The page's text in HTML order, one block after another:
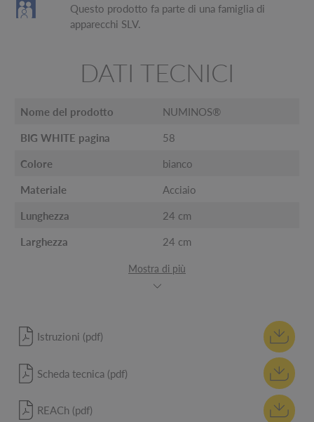
Questo prodotto fa parte di una famiglia di
apparecchi SLV.
DATI TECNICI
Nome del prodotto NUMINOS®
BIG WHITE pagina 58
Colore bianco
Materiale Acciaio
Lunghezza 24 cm
Larghezza 24 cm
Mostra di più
Istruzioni (pdf)
Scheda tecnica (pdf)
REACh (pdf)